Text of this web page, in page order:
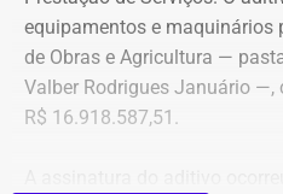
SUVs zero quilômetro, com
motorista e sem
Cada automóvel custará R$
equipamentos e maquinários
de Obras e Agricultura —
Valber Rodrigues Januário
R$ 16.918.587,51.